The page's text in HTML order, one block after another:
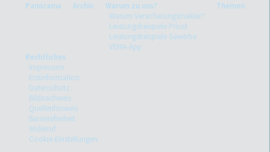
Panorama Archiv
Warum zu uns?
Warum Versicherungsmakler?
Leistungsbeispiele Privat
Leistungsbeispiele Gewerbe
VEMA-App
Themen
Rechtliches
Impressum
Erstinformation
Datenschutz
Bildnachweis
Quellenhinweis
Barrierefreiheit
Widerruf
Cookie-Einstellungen